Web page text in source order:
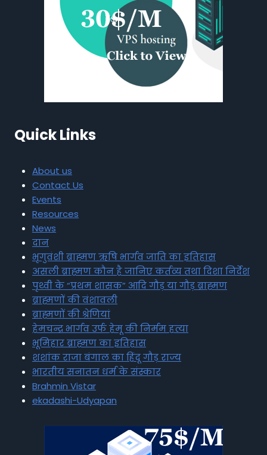
Quick Links
About us
Contact Us
Events
Resources
News
दान
भृगुवंशी ब्राह्मण ऋषि भार्गव जाति का इतिहास
असली ब्राह्मण कौन है जानिए कर्तव्य तथा दिशा निर्देश
पृथ्वी के “प्रथम शासक” आदि गौड़ या गौड़ ब्राह्मण
ब्राह्मणों की वंशावली
ब्राह्मणों की श्रेणियां
हेमचन्द्र भार्गव उर्फ हेमू की निर्मम हत्या
भूमिहार ब्राह्मण का इतिहास
शशांक राजा बंगाल का हिंदू गौड़ राज्य
भारतीय सनातन धर्म के संस्कार
Brahmin Vistar
ekadashi-Udyapan